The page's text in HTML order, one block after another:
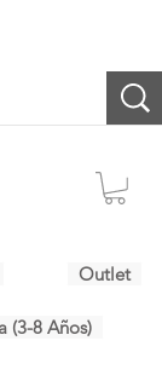
Outlet
(3-8 Años)